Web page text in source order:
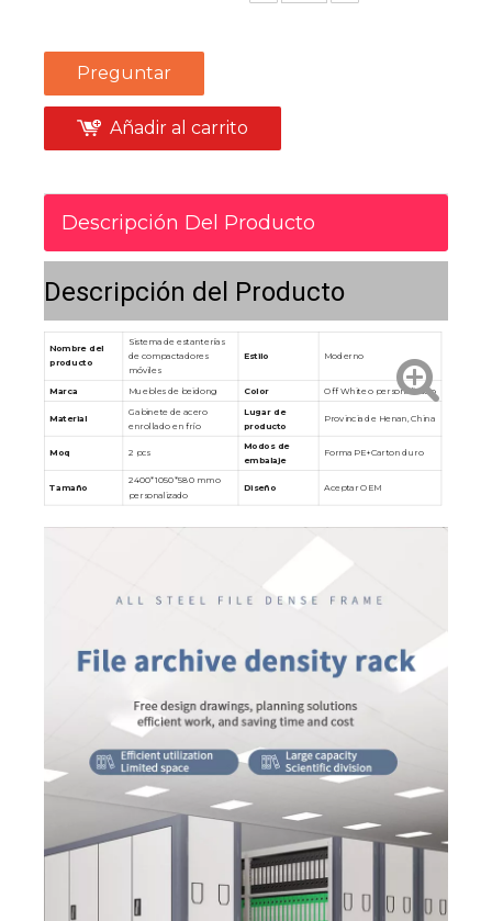
Preguntar
Añadir al carrito
Descripción Del Producto
Descripción del Producto
Nombre del
producto
Sistema de estanterías
de compactadores
móviles
Estilo Moderno
Marca Muebles de beidong Color Off White o personalizado
Material
Gabinete de acero
enrollado en frío
Lugar de
producto
Provincia de Henan, China
Moq 2 pcs
Modos de
embalaje
Forma PE+Carton duro
Tamaño
2400*1050*580 mm o
personalizado
Diseño Aceptar OEM